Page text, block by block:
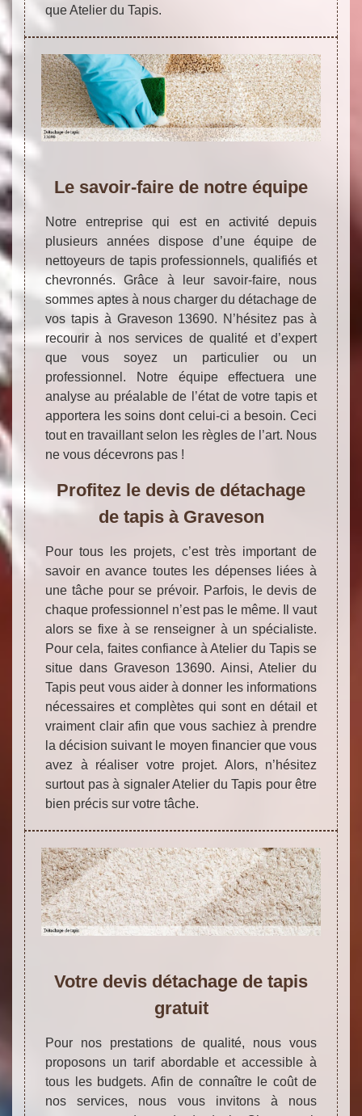
que Atelier du Tapis.
Le savoir-faire de notre équipe
Notre entreprise qui est en activité depuis
plusieurs années dispose d’une équipe de
nettoyeurs de tapis professionnels, qualifiés et
chevronnés. Grâce à leur savoir-faire, nous
sommes aptes à nous charger du détachage de
vos tapis à Graveson 13690. N’hésitez pas à
recourir à nos services de qualité et d’expert
que vous soyez un particulier ou un
professionnel. Notre équipe effectuera une
analyse au préalable de l’état de votre tapis et
apportera les soins dont celui-ci a besoin. Ceci
tout en travaillant selon les règles de l’art. Nous
ne vous décevrons pas !
Profitez le devis de détachage
de tapis à Graveson
Pour tous les projets, c’est très important de
savoir en avance toutes les dépenses liées à
une tâche pour se prévoir. Parfois, le devis de
chaque professionnel n’est pas le même. Il vaut
alors se fixe à se renseigner à un spécialiste.
Pour cela, faites confiance à Atelier du Tapis se
situe dans Graveson 13690. Ainsi, Atelier du
Tapis peut vous aider à donner les informations
nécessaires et complètes qui sont en détail et
vraiment clair afin que vous sachiez à prendre
la décision suivant le moyen financier que vous
avez à réaliser votre projet. Alors, n’hésitez
surtout pas à signaler Atelier du Tapis pour être
bien précis sur votre tâche.
Votre devis détachage de tapis
gratuit
Pour nos prestations de qualité, nous vous
proposons un tarif abordable et accessible à
tous les budgets. Afin de connaître le coût de
nos services, nous vous invitons à nous